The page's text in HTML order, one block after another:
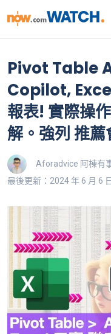
Pivot Table
Copilot,
報表! 實際操
解。強列 推薦
Aforadvice 阿棟有
最後更新：2024 年 6 月 6 日